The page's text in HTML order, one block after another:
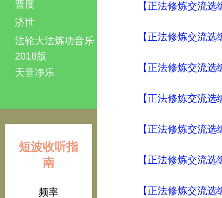
普度
济世
法轮大法炼功音乐
2018版
天音净乐
短波收听指
南
频率
【正法修炼交流
【正法修炼交流
【正法修炼交流
【正法修炼交流
【正法修炼交流
【正法修炼交流
【正法修炼交流